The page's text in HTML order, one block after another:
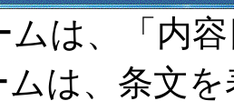
は、「内
は、条文を